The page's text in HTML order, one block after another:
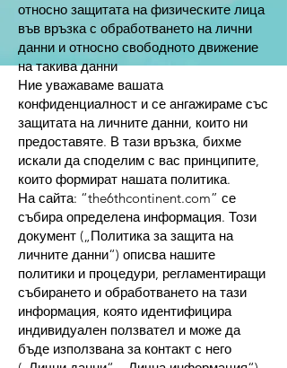
относно защитата на физическите лица
във връзка с обработването на лични
данни и относно свободното движение
на такива данни
Ние уважаваме вашата
конфиденциалност и се ангажираме със
защитата на личните данни, които ни
предоставяте. В тази връзка, бихме
искали да споделим с вас принципите,
които формират нашата политика.
На сайта: “the6thcontinent.com” се
събира определена информация. Този
документ („Политика за защита на
личните данни“) описва нашите
политики и процедури, регламентиращи
събирането и обработването на тази
информация, която идентифицира
индивидуален ползвател и може да
бъде използвана за контакт с него